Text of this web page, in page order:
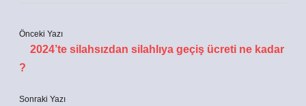
Önceki Yazı
2024’te silahsızdan silahlıya geçiş ücreti ne kadar
?
Sonraki Yazı